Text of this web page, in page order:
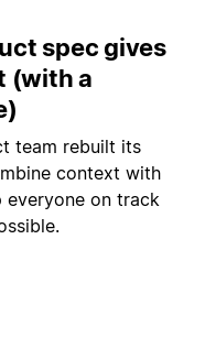
spec gives
(with a
team rebuilt its
context with
everyone on track